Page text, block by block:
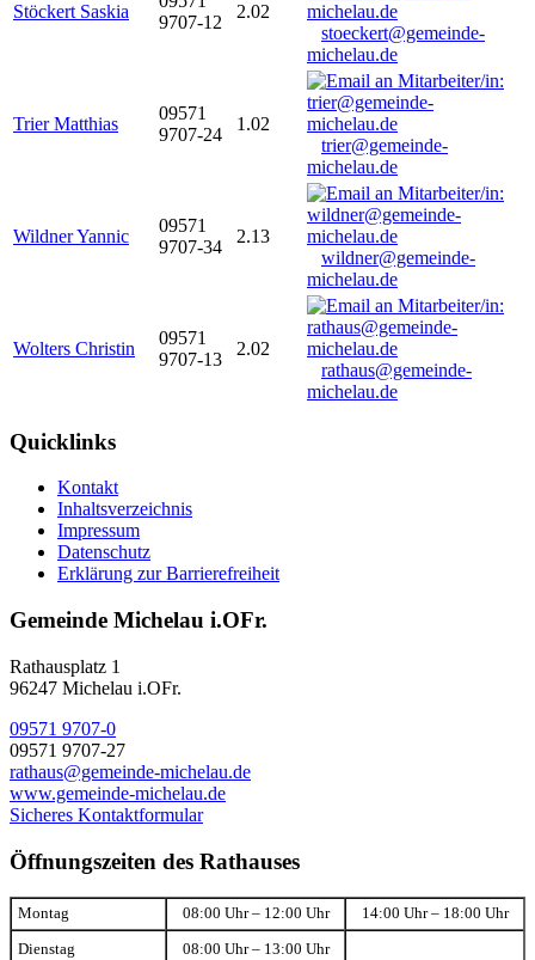
Stöckert Saskia
9707-12
2.02
stoeckert@gemeinde-
michelau.de
Trier Matthias
09571
9707-24
1.02
trier@gemeinde-
michelau.de
Wildner Yannic
09571
9707-34
2.13
wildner@gemeinde-
michelau.de
Wolters Christin
09571
9707-13
2.02
rathaus@gemeinde-
michelau.de
Quicklinks
Kontakt
Inhaltsverzeichnis
Impressum
Datenschutz
Erklärung zur Barrierefreiheit
Gemeinde Michelau i.OFr.
Rathausplatz 1
96247 Michelau i.OFr.
09571 9707-0
09571 9707-27
rathaus@gemeinde-michelau.de
www.gemeinde-michelau.de
Sicheres Kontaktformular
Öffnungszeiten des Rathauses
Montag 08:00 Uhr – 12:00 Uhr 14:00 Uhr – 18:00 Uhr
Dienstag 08:00 Uhr – 13:00 Uhr